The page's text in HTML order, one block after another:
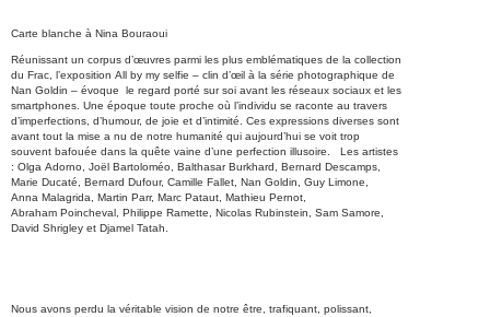
Carte blanche à Nina Bouraoui
Réunissant un corpus d’œuvres parmi les plus emblématiques de la collection
du Frac, l’exposition All by my selfie – clin d’œil à la série photographique de
Nan Goldin – évoque le regard porté sur soi avant les réseaux sociaux et les
smartphones. Une époque toute proche où l’individu se raconte au travers
d’imperfections, d’humour, de joie et d’intimité. Ces expressions diverses sont
avant tout la mise a nu de notre humanité qui aujourd’hui se voit trop
souvent bafouée dans la quête vaine d’une perfection illusoire. Les artistes
: Olga Adorno, Joël Bartoloméo, Balthasar Burkhard, Bernard Descamps,
Marie Ducaté, Bernard Dufour, Camille Fallet, Nan Goldin, Guy Limone,
Anna Malagrida, Martin Parr, Marc Pataut, Mathieu Pernot,
Abraham Poincheval, Philippe Ramette, Nicolas Rubinstein, Sam Samore,
David Shrigley et Djamel Tatah.
Nous avons perdu la véritable vision de notre être, trafiquant, polissant,